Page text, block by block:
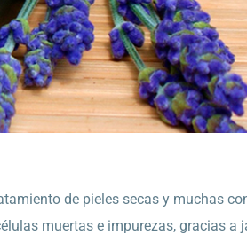
de pieles secas y muchas
muertas e impurezas, gracias a